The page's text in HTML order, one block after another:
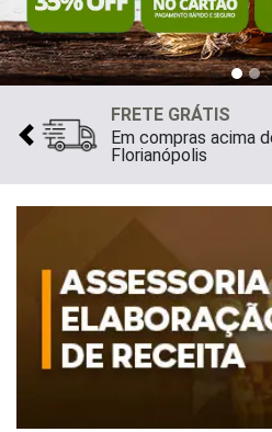
FRETE GRÁTIS
Em compras acima
Florianópolis
Previous